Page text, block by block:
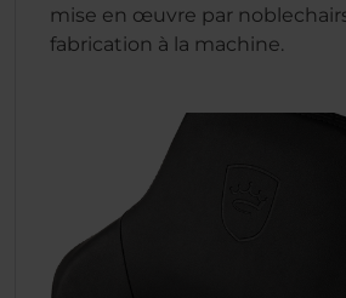
mise en œuvre par
fabrication à la machine.